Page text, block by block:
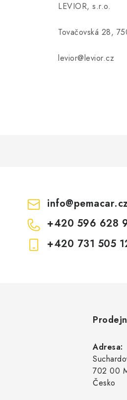
LEVIOR, s.r.o.
Tovačovská 28,
levior@levior.cz
info@
+420 596 628
+420 731 505
Adresa:
702 00
Česko